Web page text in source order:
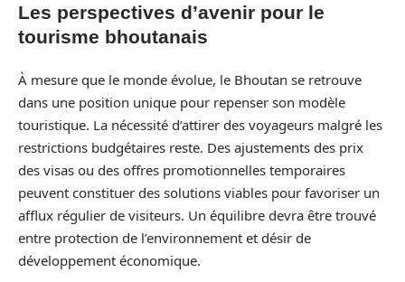
Les perspectives d’avenir pour le
tourisme bhoutanais
À mesure que le monde évolue, le Bhoutan se retrouve
dans une position unique pour repenser son modèle
touristique. La nécessité d’attirer des voyageurs malgré les
restrictions budgétaires reste. Des ajustements des prix
des visas ou des offres promotionnelles temporaires
peuvent constituer des solutions viables pour favoriser un
afflux régulier de visiteurs. Un équilibre devra être trouvé
entre protection de l’environnement et désir de
développement économique.